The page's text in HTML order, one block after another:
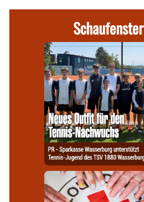
Schaufenster